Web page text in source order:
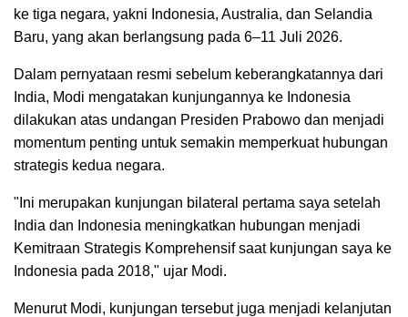
ke tiga negara, yakni Indonesia, Australia, dan Selandia
Baru, yang akan berlangsung pada 6–11 Juli 2026.
Dalam pernyataan resmi sebelum keberangkatannya dari
India, Modi mengatakan kunjungannya ke Indonesia
dilakukan atas undangan Presiden Prabowo dan menjadi
momentum penting untuk semakin memperkuat hubungan
strategis kedua negara.
"Ini merupakan kunjungan bilateral pertama saya setelah
India dan Indonesia meningkatkan hubungan menjadi
Kemitraan Strategis Komprehensif saat kunjungan saya ke
Indonesia pada 2018," ujar Modi.
Menurut Modi, kunjungan tersebut juga menjadi kelanjutan